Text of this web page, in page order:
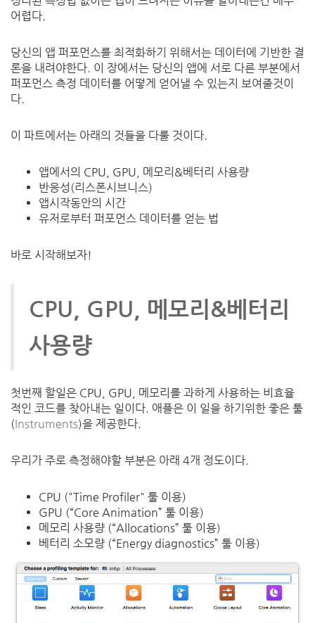
어렵다
당신의 앱 퍼포먼스를 최적화하기 위해서는 데이터에 기반한 결
론을 내려야한다 이 장에서는 당신의 앱에 서로 다른 부분에서
퍼포먼스 측정 데이터를 어떻게 얻어낼 수 있는지 보여줄것이
다
이 파트에서는 아래의 것들을 다룰 것이다
앱에서의 CPU, GPU, 메모리 &베터리 사용량
반응성 (리스폰시브니스)
앱시작동안의 시간
유저로부터 퍼포먼스 데이터를 얻는 법
바로 시작해보자!
CPU, GPU, 메모리 &베터리
사용량
첫번째 할일은 CPU, GPU, 메모리를 과하게 사용하는 비효율
적인 코드를 찾아내는 일이다 애플은 이 일을 하기위한 좋은 툴
(Instruments)을 제공한다
우리가 주로 측정해야할 부분은 아래 4개 정도이다
CPU ("Time Profiler" 툴 이용)
GPU (“Core Animation” 툴 이용)
메모리 사용량 (“Allocations” 툴 이용)
베터리 소모량 (“Energy diagnostics” 툴 이용)